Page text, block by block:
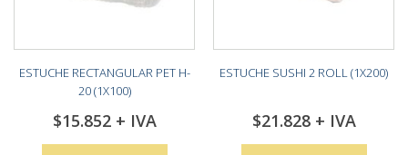
ESTUCHE RECTANGULAR PET H-
20 (1X100)
$15.852
ESTUCHE SUSHI 2 ROLL (1X200)
$21.828